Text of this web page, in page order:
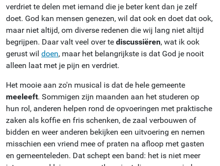
verdriet te delen met iemand die je beter kent dan je zelf
doet. God kan mensen genezen, wil dat ook en doet dat ook,
maar niet altijd, om diverse redenen die wij lang niet altijd
begrijpen. Daar valt veel over te discussiëren, wat ik ook
gerust wil doen, maar het belangrijkste is dat God je nooit
alleen laat met je pijn en verdriet.
Het mooie aan zo'n musical is dat de hele gemeente
meeleeft. Sommigen zijn maanden aan het studeren op
hun rol, anderen helpen rond de opvoeringen met praktische
zaken als koffie en fris schenken, de zaal verbouwen of
bidden en weer anderen bekijken een uitvoering en nemen
misschien een vriend mee of praten na afloop met gasten
en gemeenteleden. Dat schept een band: het is niet meer